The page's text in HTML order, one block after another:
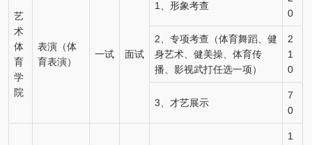
艺
术
体
育
学
院
表演（体
育表演）
一试 面试
1、形象考查
0
2、专项考查（体育舞蹈、健
身艺术、健美操、体育传
播、影视武打任选一项）
2
1
0
3、才艺展示
7
0
1